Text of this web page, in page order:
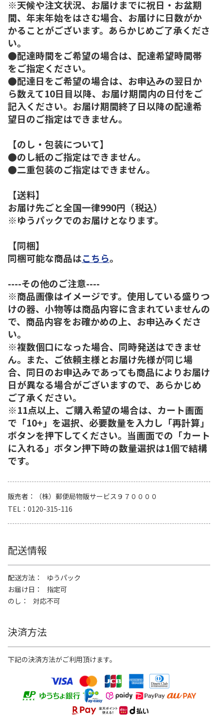
※天候や注文状況、お届けまでに祝日・お盆期
間、年末年始をはさむ場合、お届けに日数がか
かることがございます。あらかじめご了承くださ
い。
●配達時間をご希望の場合は、配達希望時間帯
をご指定ください。
●配達日をご希望の場合は、お申込みの翌日か
ら数えて10日目以降、お届け期間内の日付をご
記入ください。お届け期間終了日以降の配達希
望日のご指定はできません。
【のし・包装について】
●のし紙のご指定はできません。
●二重包装のご指定はできません。
【送料】
お届け先ごと全国一律990円（税込）
※ゆうパックでのお届けとなります。
【同梱】
同梱可能な商品はこちら。
----その他のご注意----
※商品画像はイメージです。使用している盛りつ
けの器、小物等は商品内容に含まれていませんの
で、商品内容をお確かめの上、お申込みくださ
い。
※複数個口になった場合、同時発送はできませ
ん。また、ご依頼主様とお届け先様が同じ場
合、同日のお申込みであっても商品によりお届け
日が異なる場合がございますので、あらかじめ
ご了承ください。
※11点以上、ご購入希望の場合は、カート画面
で「10+」を選択、必要数量を入力し「再計算」
ボタンを押下してください。当画面での「カート
に入れる」ボタン押下時の数量選択は1個で結構
です。
販売者
（株）郵便局物販サービス９７００００
TEL
0120-315-116
配送情報
配送方法
ゆうパック
お届け日
指定可
のし
対応不可
決済方法
下記の決済方法がご利用頂けます。